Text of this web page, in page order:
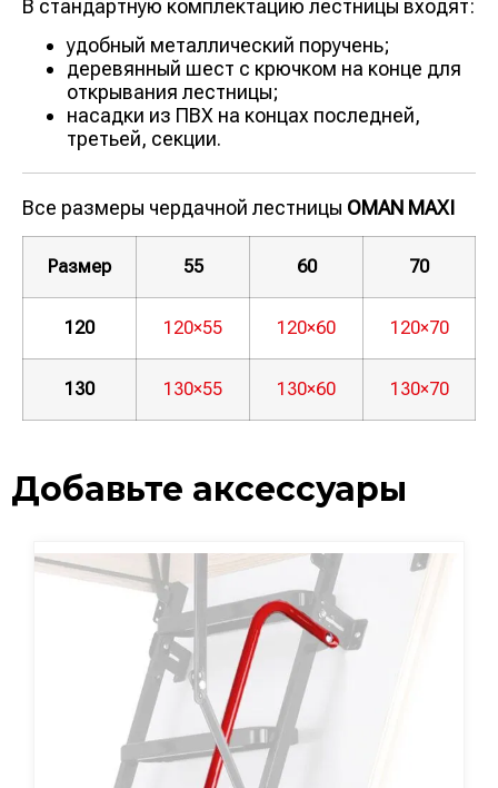
В стандартную комплектацию лестницы входят:
удобный металлический поручень;
деревянный шест с крючком на конце для
открывания лестницы;
насадки из ПВХ на концах последней,
третьей, секции.
Все размеры чердачной лестницы OMAN MAXI
Размер 55 60 70
120 120×55 120×60 120×70
130 130×55 130×60 130×70
Добавьте аксессуары